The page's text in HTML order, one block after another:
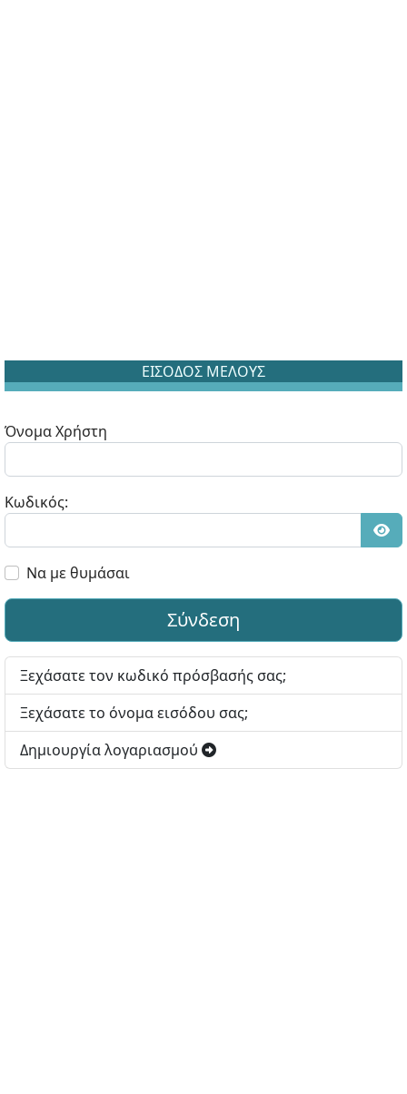
ΕΙΣΟΔΟΣ ΜΕΛΟΥΣ
Όνομα Χρήστη
Κωδικός:
Να με θυμάσαι
Σύνδεση
Ξεχάσατε τον κωδικό πρόσβασής σας;
Ξεχάσατε το όνομα εισόδου σας;
Δημιουργία λογαριασμού